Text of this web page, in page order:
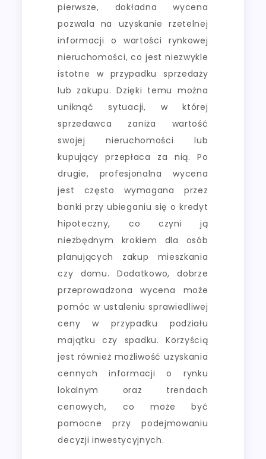
pierwsze, dokładna wycena
pozwala na uzyskanie rzetelnej
informacji o wartości rynkowej
nieruchomości, co jest niezwykle
istotne w przypadku sprzedaży
lub zakupu. Dzięki temu można
uniknąć sytuacji, w której
sprzedawca zaniża wartość
swojej nieruchomości lub
kupujący przepłaca za nią. Po
drugie, profesjonalna wycena
jest często wymagana przez
banki przy ubieganiu się o kredyt
hipoteczny, co czyni ją
niezbędnym krokiem dla osób
planujących zakup mieszkania
czy domu. Dodatkowo, dobrze
przeprowadzona wycena może
pomóc w ustaleniu sprawiedliwej
ceny w przypadku podziału
majątku czy spadku. Korzyścią
jest również możliwość uzyskania
cennych informacji o rynku
lokalnym oraz trendach
cenowych, co może być
pomocne przy podejmowaniu
decyzji inwestycyjnych.